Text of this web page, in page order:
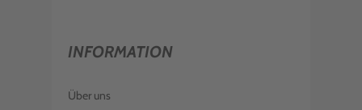
INFORMATION
Über uns